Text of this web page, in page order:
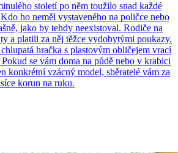
století po něm toužilo snad každé
ho neměl vystaveného na poličce nebo
jako by tehdy neexistoval. Rodiče na
a platili za něj těžce vydobytými poukazy.
hračka s plastovým obličejem vrací
se vám doma na půdě nebo v krabici
konkrétní vzácný model, sběratelé vám za
korun na ruku.